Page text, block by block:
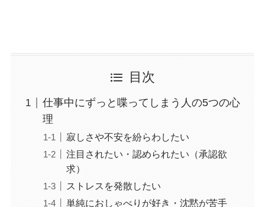
目次
仕事中にずっと喋ってしまう人の5つの心
理
寂しさや不安を紛らわしたい
注目されたい・認められたい（承認欲
求）
ストレスを発散したい
単純におしゃべりが好き・沈黙が苦手